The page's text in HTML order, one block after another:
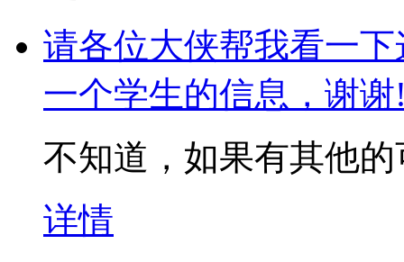
请各位大侠帮我看一
一个学生的信息，谢谢
不知道，如果有其他
详情